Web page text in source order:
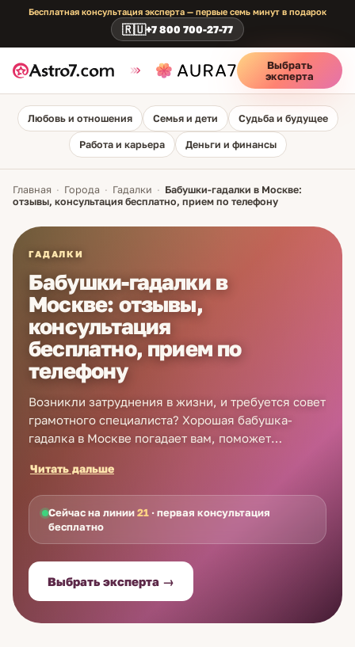
Бесплатная консультация эксперта — первые семь минут в подарок
🇷🇺+7 800 700-27-77
Выбрать
эксперта
Любовь и отношения Семья и дети Судьба и будущее
Работа и карьера Деньги и финансы
Главная · Города · Гадалки · Бабушки-гадалки в Москве:
отзывы, консультация бесплатно, прием по телефону
ГАДАЛКИ
Бабушки-гадалки в
Москве: отзывы,
консультация
бесплатно, прием по
телефону
Возникли затруднения в жизни, и требуется совет
грамотного специалиста? Хорошая бабушка-
гадалка в Москве погадает вам, поможет
вопрос. Проверенные бабки-гадалки в Москве
недорого дают развернутые консультации как по
телефону, так и онлайн. Чтобы получить
необходимую помощь, вам нужно только набрать
номер горячей линии и записаться на прием!
Отзывы и контакты вы найдете на сайте Astro7.
Цены вас порадуют. Первая консультация онлайн
бесплатно! Гадание поможет отыскать самое
лучшее решение насущной проблемы, даже если
Читать дальше
Сейчас на линии21 · первая консультация
бесплатно
Выбрать эксперта →